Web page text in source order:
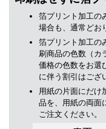
箔プリント加工の
場合も、通常どお
箔プリント加工の
刷商品の色数（カ
価格の色数をお選
に伴う割引はござ
用紙の片面にだけ
品を、用紙の両面
ご注文ください。